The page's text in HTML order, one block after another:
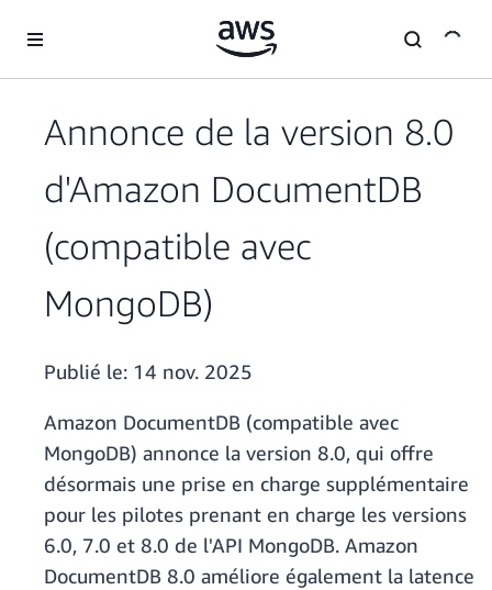
Annonce de la version 8.0
d'Amazon DocumentDB
(compatible avec
MongoDB)
Publié le: 14 nov. 2025
Amazon DocumentDB (compatible avec
MongoDB) annonce la version 8.0, qui offre
désormais une prise en charge supplémentaire
pour les pilotes prenant en charge les versions
6.0, 7.0 et 8.0 de l'API MongoDB. Amazon
DocumentDB 8.0 améliore également la latence